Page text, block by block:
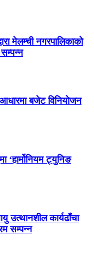
मेलम्ची नगरपालिकाको
बजेट विनियाेजन
‘हार्मोनियम ट्युनिङ
उत्थानशील कार्यढाँचा
सम्पन्न